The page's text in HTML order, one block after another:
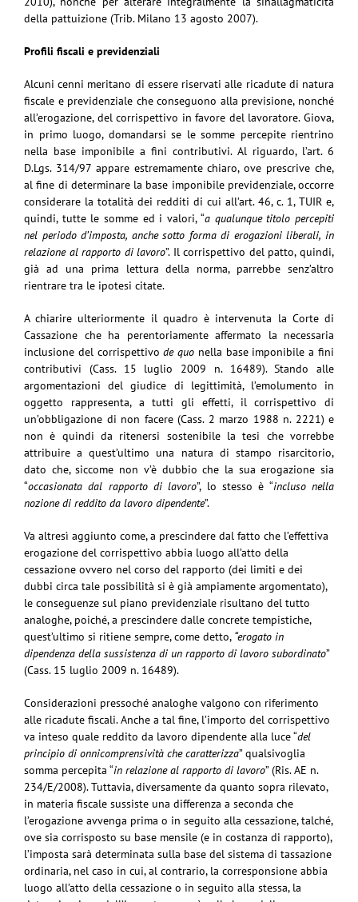
della pattuizione (Trib. Milano 13 agosto 2007).
Profili fiscali e previdenziali
Alcuni cenni meritano di essere riservati alle ricadute di natura
fiscale e previdenziale che conseguono alla previsione, nonché
all’erogazione, del corrispettivo in favore del lavoratore. Giova,
in primo luogo, domandarsi se le somme percepite rientrino
nella base imponibile a fini contributivi. Al riguardo, l’art. 6
D.Lgs. 314/97 appare estremamente chiaro, ove prescrive che,
al fine di determinare la base imponibile previdenziale, occorre
considerare la totalità dei redditi di cui all’art. 46, c. 1, TUIR e,
quindi, tutte le somme ed i valori, “a qualunque titolo percepiti
nel periodo d’imposta, anche sotto forma di erogazioni liberali, in
relazione al rapporto di lavoro”. Il corrispettivo del patto, quindi,
già ad una prima lettura della norma, parrebbe senz’altro
rientrare tra le ipotesi citate.
A chiarire ulteriormente il quadro è intervenuta la Corte di
Cassazione che ha perentoriamente affermato la necessaria
inclusione del corrispettivode quo nella base imponibile a fini
contributivi (Cass. 15 luglio 2009 n. 16489). Stando alle
argomentazioni del giudice di legittimità, l’emolumento in
oggetto rappresenta, a tutti gli effetti, il corrispettivo di
un’obbligazione di non facere (Cass. 2 marzo 1988 n. 2221) e
non è quindi da ritenersi sostenibile la tesi che vorrebbe
attribuire a quest’ultimo una natura di stampo risarcitorio,
dato che, siccome non v’è dubbio che la sua erogazione sia
“occasionata dal rapporto di lavoro”, lo stesso è “incluso nella
nozione di reddito da lavoro dipendente”.
Va altresì aggiunto come, a prescindere dal fatto che l’effettiva
erogazione del corrispettivo abbia luogo all’atto della
cessazione ovvero nel corso del rapporto (dei limiti e dei
dubbi circa tale possibilità si è già ampiamente argomentato),
le conseguenze sul piano previdenziale risultano del tutto
analoghe, poiché, a prescindere dalle concrete tempistiche,
quest’ultimo si ritiene sempre, come detto, “erogato in
dipendenza della sussistenza di un rapporto di lavoro subordinato”
(Cass. 15 luglio 2009 n. 16489).
Considerazioni pressoché analoghe valgono con riferimento
alle ricadute fiscali. Anche a tal fine, l’importo del corrispettivo
va inteso quale reddito da lavoro dipendente alla luce “del
principio di onnicomprensività che caratterizza” qualsivoglia
somma percepita “in relazione al rapporto di lavoro” (Ris. AE n.
234/E/2008). Tuttavia, diversamente da quanto sopra rilevato,
in materia fiscale sussiste una differenza a seconda che
l’erogazione avvenga prima o in seguito alla cessazione, talché,
ove sia corrisposto su base mensile (e in costanza di rapporto),
l’imposta sarà determinata sulla base del sistema di tassazione
ordinaria, nel caso in cui, al contrario, la corresponsione abbia
luogo all’atto della cessazione o in seguito alla stessa, la